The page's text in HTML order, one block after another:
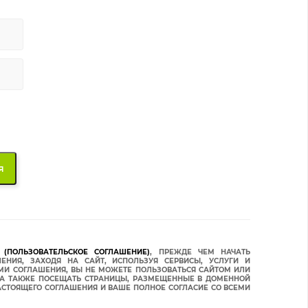
СОГЛАШЕНИЕ), ПРЕЖДЕ ЧЕМ НАЧАТЬ
ЗАХОДЯ НА САЙТ, ИСПОЛЬЗУЯ СЕРВИСЫ, УСЛУГИ И
СОГЛАШЕНИЯ, ВЫ НЕ МОЖЕТЕ ПОЛЬЗОВАТЬСЯ САЙТОМ ИЛИ
ТАКЖЕ ПОСЕЩАТЬ СТРАНИЦЫ, РАЗМЕЩЕННЫЕ В ДОМЕННОЙ
СОГЛАШЕНИЯ И ВАШЕ ПОЛНОЕ СОГЛАСИЕ СО ВСЕМИ